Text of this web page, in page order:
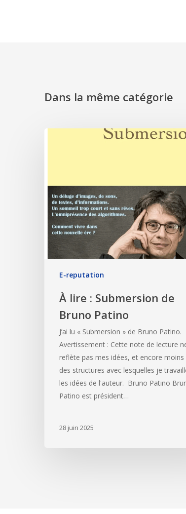
Dans la même catégorie
E-reputation
À lire : Submersion de
Bruno Patino
J’ai lu « Submersion » de Bruno Patino.
Avertissement : Cette note de lecture
reflète pas mes idées, et encore moins
des structures avec lesquelles je
les idées de l'auteur. Bruno Patino
Patino est président…
28 juin 2025